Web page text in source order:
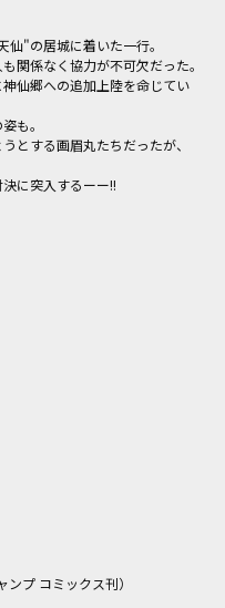
"の居城に着いた一行。
関係なく協力が不可欠だった。
仙郷への追加上陸を命じてい
も。
とする画眉丸たちだったが、
に突入するーー!!
プ コミックス刊）